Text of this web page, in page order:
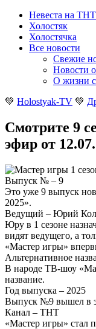
Невеста на ТНТ
Холостяк
Холостячка
Все новости
Свежие
Новости
О жизни
💚 Holostyak-TV 💚
Смотрите 9
эфир от
Выпуск № – 9
Это уже 9 выпуск
2025».
Ведущий – Юрий
Юру в 1 сезоне
видят ведущего, а
«Мастер игры»
Альтернативное
В народе ТВ-шоу
название.
Год выпуска – 2025
Выпуск №9 вышел в
Канал – ТНТ
«Мастер игры» стал